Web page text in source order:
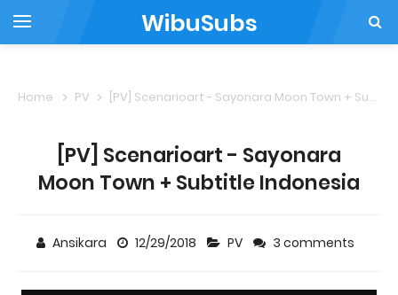
WibuSubs
Home PV [PV] Scenarioart - Sayonara Moon Town + Subtitle Indonesia
[PV] Scenarioart - Sayonara
Moon Town + Subtitle Indonesia
Ansikara 12/29/2018 PV 3 comments